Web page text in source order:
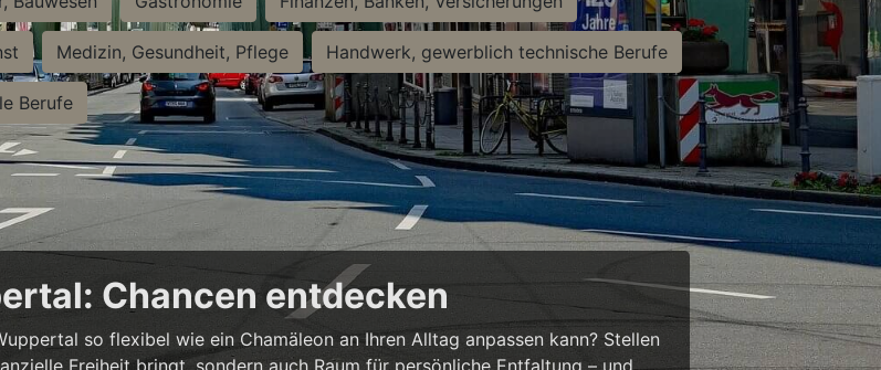
Medizin, Gesundheit, Pflege Handwerk, gewerblich technische Berufe
Berufe
Chancen entdecken
so flexibel wie ein Chamäleon an Ihren Alltag anpassen kann? Stellen